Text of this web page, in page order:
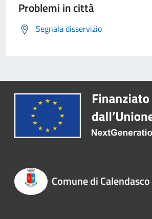
Problemi in città
Segnala disservizio
Comune di Calendasco